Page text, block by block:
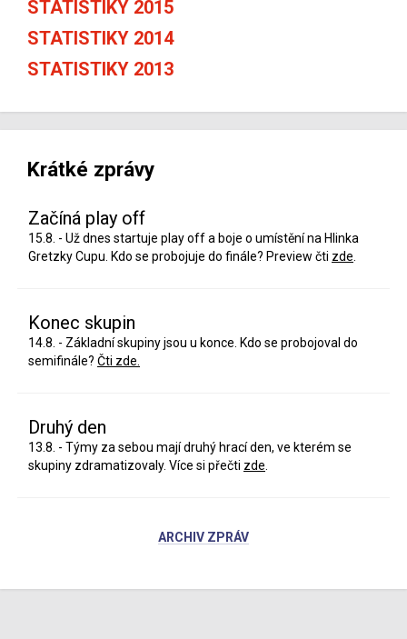
STATISTIKY 2015
STATISTIKY 2014
STATISTIKY 2013
Krátké zprávy
Začíná play off
15.8. - Už dnes startuje play off a boje o umístění na Hlinka
Gretzky Cupu. Kdo se probojuje do finále? Preview čti zde
Konec skupin
14.8. - Základní skupiny jsou u konce. Kdo se probojoval do
semifinále? Čti zde.
Druhý den
13.8. - Týmy za sebou mají druhý hrací den, ve kterém se
skupiny zdramatizovaly. Více si přečti zde
ARCHIV ZPRÁV